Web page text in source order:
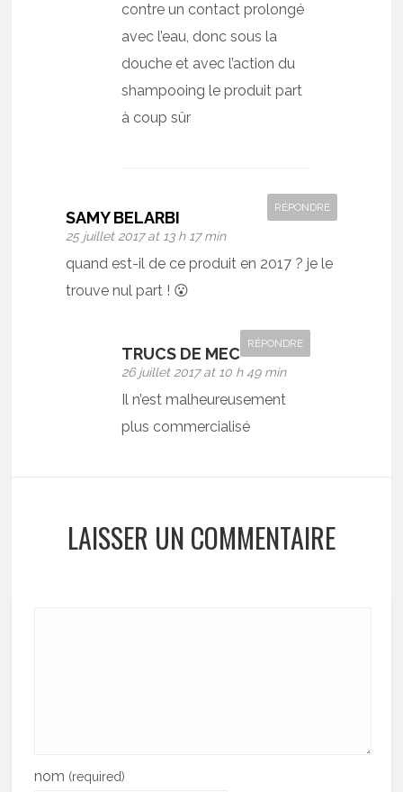
contre un contact prolongé
avec l’eau, donc sous la
douche et avec l’action du
shampooing le produit part
à coup sûr
SAMY BELARBI
25 juillet 2017 at 13 h 17 min
RÉPONDRE
quand est-il de ce produit en 2017 ? je le
trouve nul part ! 😮
TRUCS DE MEC
26 juillet 2017 at 10 h 49 min
RÉPONDRE
Il n’est malheureusement
plus commercialisé
LAISSER UN COMMENTAIRE
nom (required)